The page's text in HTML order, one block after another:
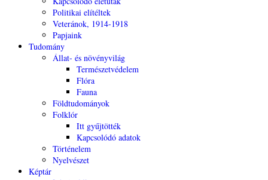
Politikai elítéltek
Veteránok, 1914-1918
Papjaink
Tudomány
Állat- és növényvilág
Természetvédelem
Flóra
Fauna
Földtudományok
Folklór
Itt gyűjtötték
Kapcsolódó adatok
Történelem
Nyelvészet
Képtár